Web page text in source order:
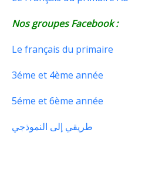
Nos groupes Facebook :
Le français du primaire
3éme et 4ème année
5éme et 6ème année
طريقي إلى النموذجي